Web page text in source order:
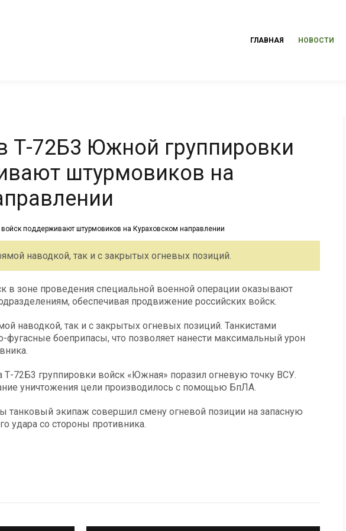
ГЛАВНАЯ НОВОСТИ
Т-72Б3 Южной группировки
штурмовиков на
наводкой, так и с закрытых огневых позиций.
в зоне проведения специальной военной операции оказывают
обеспечивая продвижение российских войск.
наводкой, так и с закрытых огневых позиций. Танкистами
фугасные боеприпасы, что позволяет нанести максимальный урон
Т-72Б3 группировки войск «Южная» поразил огневую точку ВСУ.
уничтожения цели производилось с помощью БпЛА.
танковый экипаж совершил смену огневой позиции на запасную
удара со стороны противника.